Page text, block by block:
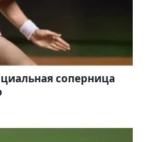
соперница